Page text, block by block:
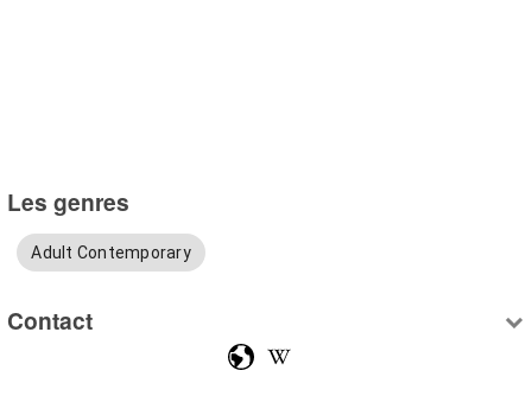
Les genres
Adult Contemporary
Contact